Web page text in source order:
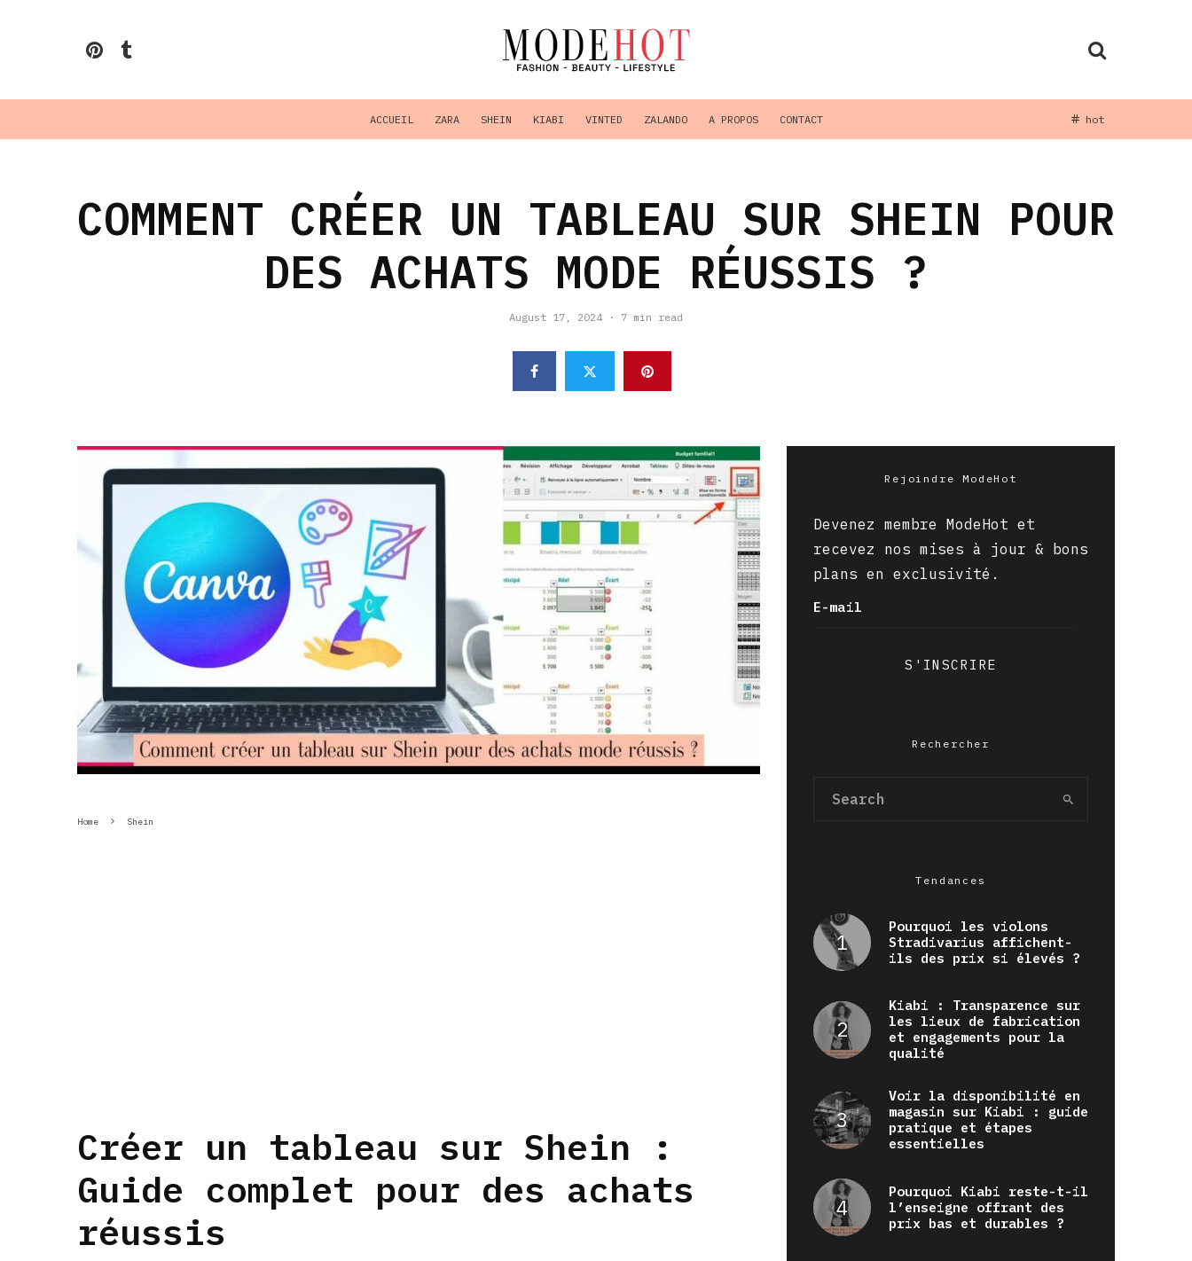
ACCUEIL ZARA SHEIN KIABI VINTED ZALANDO A PROPOS CONTACT hot
COMMENT CRÉER UN TABLEAU SUR SHEIN POUR
DES ACHATS MODE RÉUSSIS ?
August 17, 2024 · 7 min read
Home Shein
Créer un tableau sur Shein :
Guide complet pour des achats
réussis
Rejoindre ModeHot
Devenez membre ModeHot et
recevez nos mises à jour & bons
plans en exclusivité.
E-mail
S'INSCRIRE
Rechercher
Tendances
Pourquoi les violons
Stradivarius affichent-
ils des prix si élevés ?
Kiabi : Transparence sur
les lieux de fabrication
et engagements pour la
qualité
Voir la disponibilité en
magasin sur Kiabi : guide
pratique et étapes
essentielles
Pourquoi Kiabi reste-t-il
l’enseigne offrant des
prix bas et durables ?